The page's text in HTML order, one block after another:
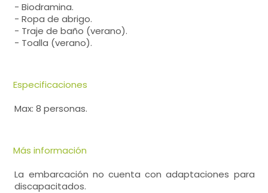
- Biodramina.
- Ropa de abrigo.
- Traje de baño (verano).
- Toalla (verano).
Especificaciones
Max: 8 personas.
Más información
La embarcación no cuenta con adaptaciones para
discapacitados.